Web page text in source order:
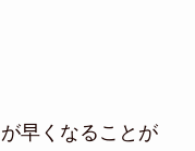
早くなることが